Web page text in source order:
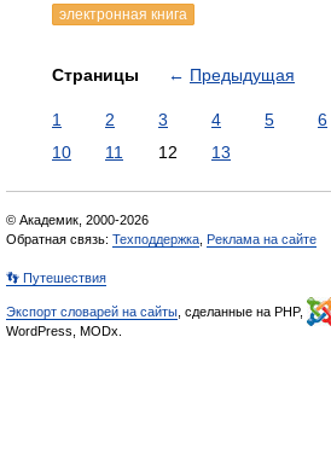
электронная книга
Страницы ← Предыдущая
1 2 3 4 5 6
10
11 12 13
© Академик, 2000-2026
Обратная связь: Техподдержка Реклама на сайте
👣 Путешествия
Экспорт словарей на сайты , сделанные на PHP,
WordPress, MODx.